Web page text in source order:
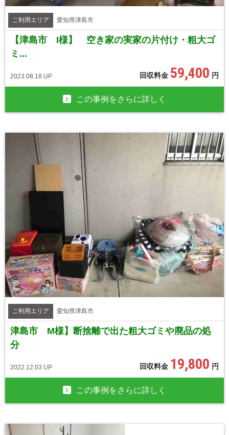
ご利用エリア 愛知県津島市
【津島市 I様】 空き家の実家の片付け・粗大ゴ
ミ...
2023.08.18 UP 回収料金 59,400 円
この事例をさらに詳しく
ご利用エリア 愛知県津島市
津島市 M様】断捨離で出た粗大ゴミや廃品の処
分
2022.12.03 UP 回収料金 19,800 円
この事例をさらに詳しく